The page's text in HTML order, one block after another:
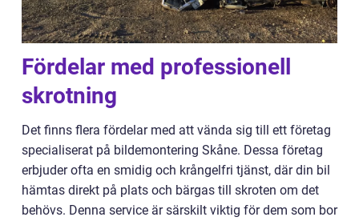
Fördelar med professionell
skrotning
Det finns flera fördelar med att vända sig till ett företag
specialiserat på bildemontering Skåne. Dessa företag
erbjuder ofta en smidig och krångelfri tjänst, där din bil
hämtas direkt på plats och bärgas till skroten om det
behövs. Denna service är särskilt viktig för dem som bor